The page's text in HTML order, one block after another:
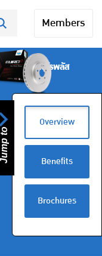
Members
จานเบรกยูโรพลัส
Jump to
Overview
Benefits
Brochures